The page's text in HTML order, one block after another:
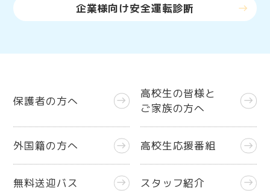
企業様向け安全運転診断 east
保護者の方へ east
高校生の皆様と
ご家族の方へ
east
外国籍の方へ east 高校生応援番組 east
無料送迎バス east スタッフ紹介 east